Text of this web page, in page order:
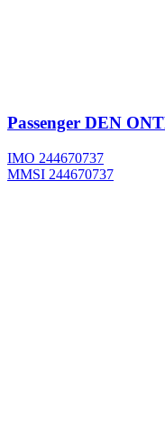
Passenger DEN
IMO 244670737
MMSI 244670737